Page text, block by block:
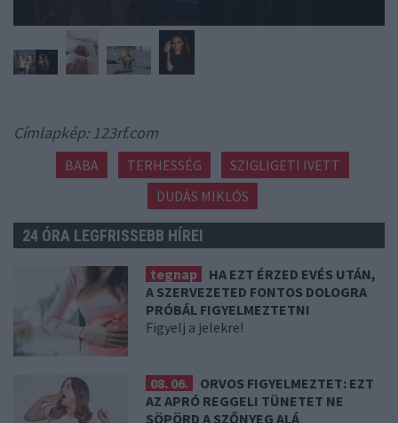
Címlapkép: 123rf.com
BABA TERHESSÉG
SZIGLIGETI IVETT
DUDÁS MIKLÓS
24 ÓRA LEGFRISSEBB HÍREI
tegnap
HA EZT ÉRZED EVÉS UTÁN,
A SZERVEZETED FONTOS DOLOGRA
PRÓBÁL FIGYELMEZTETNI
Figyelj a jelekre!
08. 06.
ORVOS FIGYELMEZTET: EZT
AZ APRÓ REGGELI TÜNETET NE
SÖPÖRD A SZŐNYEG ALÁ